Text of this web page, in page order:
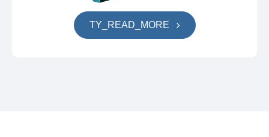
TY_READ_MORE